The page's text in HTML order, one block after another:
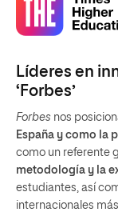
Líderes en
‘Forbes’
Forbes nos
España y como la
como un referente
metodología y la
estudiantes, así
internacionales